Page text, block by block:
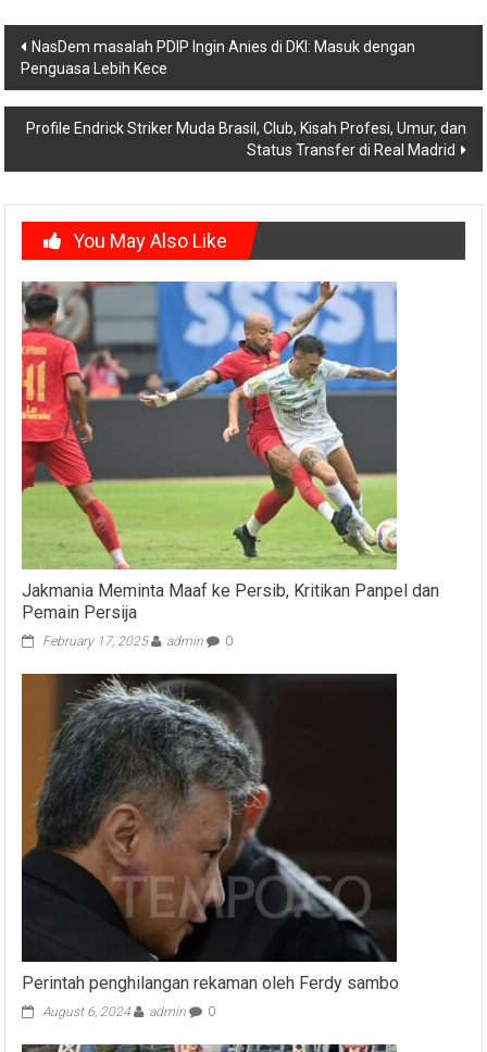
Post
navigation
NasDem masalah PDIP Ingin Anies di DKI: Masuk dengan
Penguasa Lebih Kece
Profile Endrick Striker Muda Brasil, Club, Kisah Profesi, Umur, dan
Status Transfer di Real Madrid
You May Also Like
Jakmania Meminta Maaf ke Persib, Kritikan Panpel dan
Pemain Persija
February 17, 2025 admin 0
Perintah penghilangan rekaman oleh Ferdy sambo
August 6, 2024 admin 0